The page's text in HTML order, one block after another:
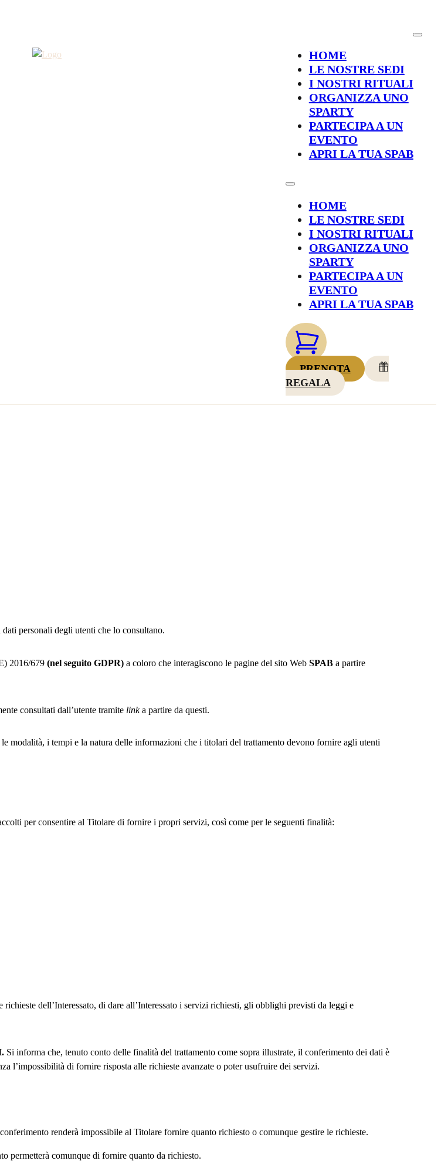
HOME
LE NOSTRE SEDI
I NOSTRI RITUALI
ORGANIZZA UNO
SPARTY
PARTECIPA A UN
EVENTO
APRI LA TUA SPAB
HOME
LE NOSTRE SEDI
I NOSTRI RITUALI
ORGANIZZA UNO
SPARTY
PARTECIPA A UN
EVENTO
APRI LA TUA SPAB
PRENOTA
REGALA
personali degli utenti che lo consultano.
2016/679 (nel seguito GDPR) a coloro che interagiscono le pagine del sito Web SPAB a partire
consultati dall’utente tramite linka partire da questi.
modalità, i tempi e la natura delle informazioni che i titolari del trattamento devono fornire agli utenti
per consentire al Titolare di fornire i propri servizi, così come per le seguenti finalità:
dell’Interessato, di dare all’Interessato i servizi richiesti, gli obblighi previsti da leggi e
Si informa che, tenuto conto delle finalità del trattamento come sopra illustrate, il conferimento dei dati è
l’impossibilità di fornire risposta alle richieste avanzate o poter usufruire dei servizi.
renderà impossibile al Titolare fornire quanto richiesto o comunque gestire le richieste.
permetterà comunque di fornire quanto da richiesto.